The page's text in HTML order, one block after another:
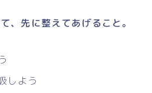
、先に整えてあげること。
しよう